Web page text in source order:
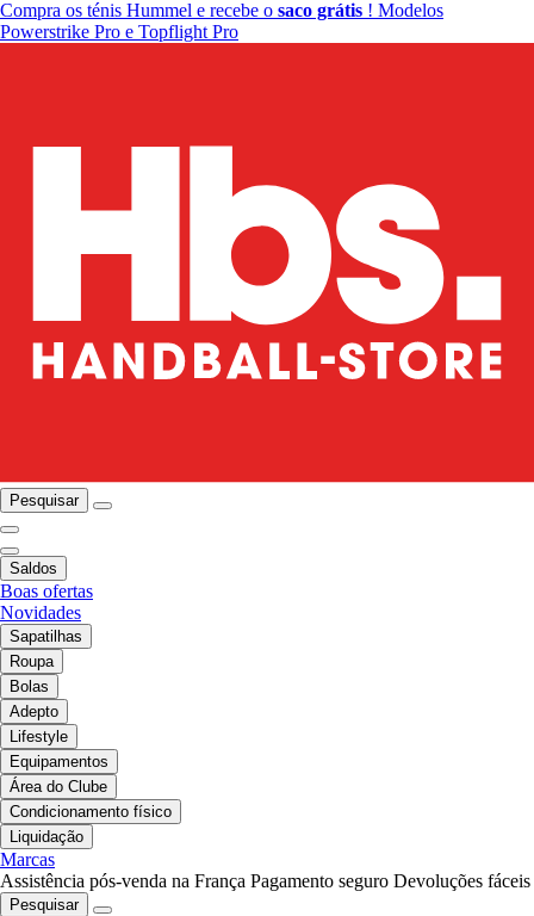
Compra os ténis Hummel e recebe o saco grátis ! Modelos
Powerstrike Pro e Topflight Pro
Pesquisar
Saldos
Boas ofertas
Novidades
Sapatilhas
Roupa
Bolas
Adepto
Lifestyle
Equipamentos
Área do Clube
Condicionamento físico
Liquidação
Marcas
Assistência pós-venda na França Pagamento seguro Devoluções fáceis
Pesquisar